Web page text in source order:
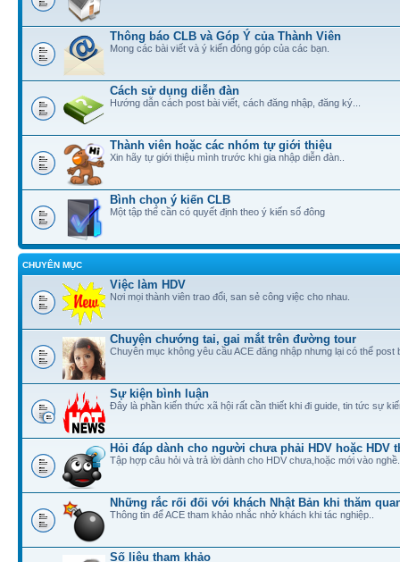
Thông báo CLB và Góp Ý của Thành Viên
Mong các bài viết và ý kiến đóng góp của các bạn.
Cách sử dụng diễn đàn
Hướng dẫn cách post bài viết, cách đăng nhập, đăng ký...
Thành viên hoặc các nhóm tự giới thiệu
Xin hãy tự giới thiệu mình trước khi gia nhập diễn đàn..
Bình chọn ý kiến CLB
Một tập thể cần có quyết định theo ý kiến số đông
CHUYÊN MỤC
Việc làm HDV
Nơi mọi thành viên trao đổi, san sẻ công việc cho nhau.
Chuyện chướng tai, gai mắt trên đường tour
Chuyên mục không yêu cầu ACE đăng nhập nhưng lại có thể post
Sự kiện bình luận
Đây là phần kiến thức xã hội rất cần thiết khi đi guide, tin tức sự
Hỏi đáp dành cho người chưa phải HDV hoặc HDV
Tập hợp câu hỏi và trả lời dành cho HDV chưa,hoặc mới vào
Những rắc rối đối với khách Nhật Bản khi thăm
Thông tin để ACE tham khảo nhắc nhở khách khi tác nghiệp..
Số liệu tham khảo